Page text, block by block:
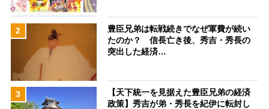
2
豊臣兄弟は転戦続きでなぜ軍費が続い
たのか？ 信長亡き後、秀吉・秀長の
突出した経済…
3
【天下統一を見据えた豊臣兄弟の経済
政策】秀吉が弟・秀長を紀伊に転封し